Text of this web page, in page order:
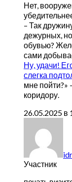
Нет,
– Так
дежурных,
обувью?
сами
Ну, удачи!
слегка
мне
коридору.
26.05.2025 в
Участник